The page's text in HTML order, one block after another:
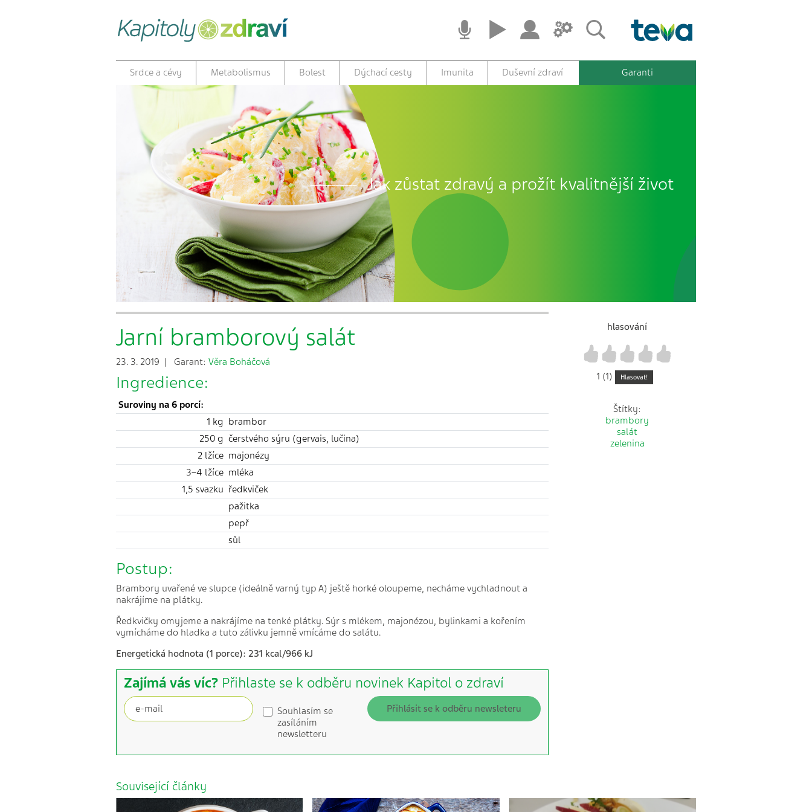
Srdce a cévy Metabolismus Bolest Dýchací cesty Imunita Duševní zdraví Garanti
Jak zůstat zdravý a prožít kvalitnější život
Jarní bramborový salát
23. 3. 2019 | Garant: Věra Boháčová
Ingredience:
Suroviny na 6 porcí:
1 kg brambor
250 g čerstvého sýru (gervais, lučina)
2 lžíce majonézy
3–4 lžíce mléka
1,5 svazku ředkviček
pažitka
pepř
sůl
Postup:
Brambory uvařené ve slupce (ideálně varný typ A) ještě horké oloupeme, necháme vychladnout a
nakrájíme na plátky.
Ředkvičky omyjeme a nakrájíme na tenké plátky. Sýr s mlékem, majonézou, bylinkami a kořením
vymícháme do hladka a tuto zálivku jemně vmícáme do salátu.
Energetická hodnota (1 porce): 231 kcal/966 kJ
Zajímá vás víc? Přihlaste se k odběru novinek Kapitol o zdraví
Souhlasím se
zasíláním
newsletteru
Přihlásit se k odběru newsleteru
hlasování
4
3
2
1
1 (1) Hlasovat!
Štítky:
brambory
salát
zelenina
Související články